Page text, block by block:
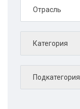
Отрасль
Категория
Подкатегория